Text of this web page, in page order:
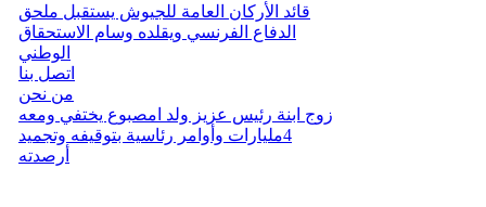
قائد الأركان العامة للجيوش يستقبل ملحق
الدفاع الفرنسي ويقلده وسام الاستحقاق
الوطني
اتصل بنا
من نحن
زوج ابنة رئيس عزيز ولد امصبوع يختفي ومعه
4مليارات وأوامر رئاسية بتوقيفه وتجميد
أرصدته